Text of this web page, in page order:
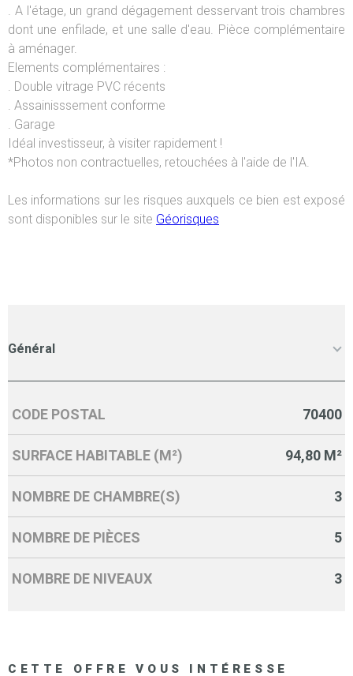
. A l'étage, un grand dégagement desservant trois chambres
dont une enfilade, et une salle d'eau. Pièce complémentaire
à aménager.
Elements complémentaires :
. Double vitrage PVC récents
. Assainisssement conforme
. Garage
Idéal investisseur, à visiter rapidement !
*Photos non contractuelles, retouchées à l'aide de l'IA.
Les informations sur les risques auxquels ce bien est exposé
sont disponibles sur le site Géorisques
Général
Caractérisque Valeurs
CODE POSTAL 70400
SURFACE HABITABLE (M²) 94,80 M²
NOMBRE DE CHAMBRE(S) 3
NOMBRE DE PIÈCES 5
NOMBRE DE NIVEAUX 3
CETTE OFFRE VOUS INTÉRESSE